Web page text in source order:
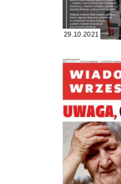
29.10.2021